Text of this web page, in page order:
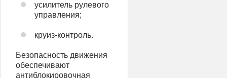
усилитель рулевого
управления;
круиз-контроль.
Безопасность движения
обеспечивают
антиблокировочная